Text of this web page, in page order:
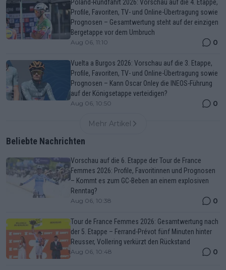
Poland-Rundfahrt 2026: Vorschau auf die 4. Etappe,
Profile, Favoriten, TV- und Online-Übertragung sowie
Prognosen – Gesamtwertung steht auf der einzigen
Bergetappe vor dem Umbruch
Aug 06, 11:10 0
Vuelta a Burgos 2026: Vorschau auf die 3. Etappe,
Profile, Favoriten, TV- und Online-Übertragung sowie
Prognosen – Kann Oscar Onley die INEOS-Führung
auf der Königsetappe verteidigen?
Aug 06, 10:50 0
Mehr Artikel
Beliebte Nachrichten
Vorschau auf die 6. Etappe der Tour de France
Femmes 2026: Profile, Favoritinnen und Prognosen
– Kommt es zum GC-Beben an einem explosiven
Renntag?
Aug 06, 10:38 0
Tour de France Femmes 2026: Gesamtwertung nach
der 5. Etappe – Ferrand-Prévot fünf Minuten hinter
Reusser, Vollering verkürzt den Rückstand
Aug 06, 10:48 0